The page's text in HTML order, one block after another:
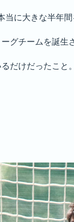
に大きな半年
グチームを誕生
だけだったこと。